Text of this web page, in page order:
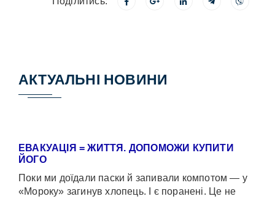
АКТУАЛЬНІ НОВИНИ
ЕВАКУАЦІЯ = ЖИТТЯ. ДОПОМОЖИ КУПИТИ
ЙОГО
Поки ми доїдали паски й запивали компотом — у
«Мороку» загинув хлопець. І є поранені. Це не